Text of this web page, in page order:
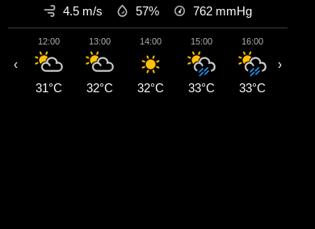
4.5 m/s 57% 762 mmHg
12:00
31°C
13:00
32°C
14:00
32°C
15:00
33°C
16:00
33°C
‹ ›